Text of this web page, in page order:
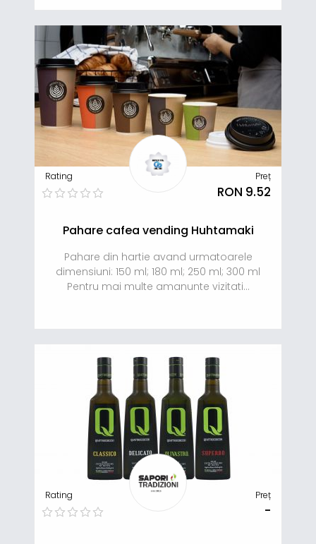
Rating Preț
RON 9.52
Pahare cafea vending Huhtamaki
Pahare din hartie avand urmatoarele
dimensiuni: 150 ml; 180 ml; 250 ml; 300 ml
Pentru mai multe amanunte vizitati...
Rating Preț
-